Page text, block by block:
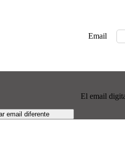
Email
El email
email diferente